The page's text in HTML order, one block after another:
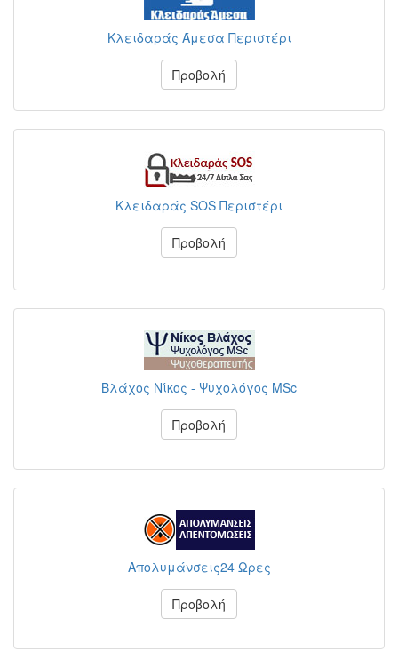
Κλειδαράς Άμεσα Περιστέρι
Προβολή
Κλειδαράς SOS Περιστέρι
Προβολή
Βλάχος Νίκος - Ψυχολόγος MSc
Προβολή
Απολυμάνσεις24 Ωρες
Προβολή